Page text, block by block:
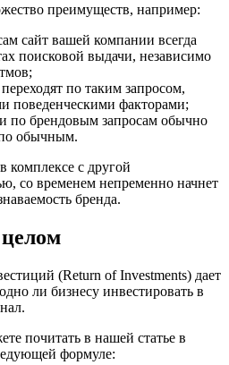
преимуществ, например:
сайт вашей компании всегда
поисковой выдачи, независимо
по таким запросом,
поведенческими факторами;
по брендовым запросам обычно
обычным.
комплексе с другой
со временем непременно начнет
бренда.
(Return of Investments) дает
ли бизнесу инвестировать в
почитать в нашей статье в
формуле: